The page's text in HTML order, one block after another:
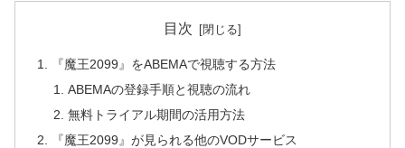
目次
『魔王2099』をABEMAで視聴する方法
ABEMAの登録手順と視聴の流れ
無料トライアル期間の活用方法
『魔王2099』が見られる他のVODサービス